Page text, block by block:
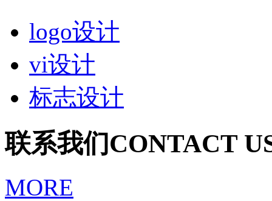
logo设计
vi设计
标志设计
联系我们CONTACT
MORE